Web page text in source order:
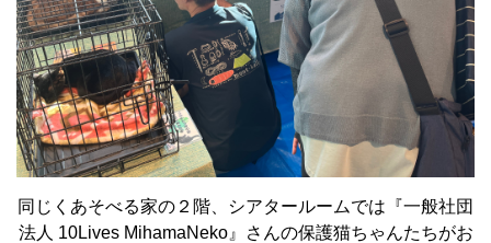
同じくあそべる家の２階、シアタールームでは『一般社団
法人 10Lives MihamaNeko』さんの保護猫ちゃんたちがお